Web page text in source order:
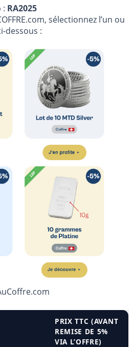
: RA2025
sélectionnez l’un ou
dessous :
PRIX TTC (AVANT
REMISE DE 5%
VIA L’OFFRE)